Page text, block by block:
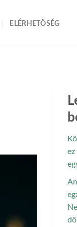
ELÉRHETŐSÉG